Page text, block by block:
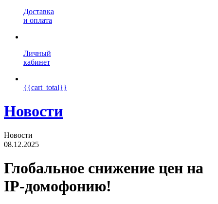
Доставка
и оплата
Личный
кабинет
{{cart_total}}
Новости
Новости
08.12.2025
Глобальное снижение цен на
IP-домофонию!